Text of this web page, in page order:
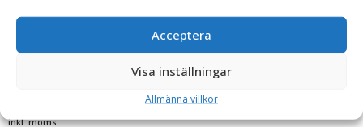
Acceptera
Visa inställningar
Allmänna villkor
Rundfil – 12-pack, 5,5 mm rundfilar för filning av
inkl. moms